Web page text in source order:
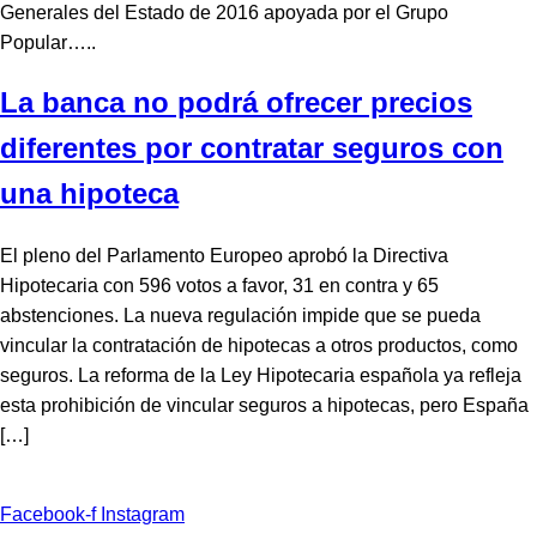
Generales del Estado de 2016 apoyada por el Grupo
Popular…..
La banca no podrá ofrecer precios
diferentes por contratar seguros con
una hipoteca
El pleno del Parlamento Europeo aprobó la Directiva
Hipotecaria con 596 votos a favor, 31 en contra y 65
abstenciones. La nueva regulación impide que se pueda
vincular la contratación de hipotecas a otros productos, como
seguros. La reforma de la Ley Hipotecaria española ya refleja
esta prohibición de vincular seguros a hipotecas, pero España
[…]
Facebook-f Instagram